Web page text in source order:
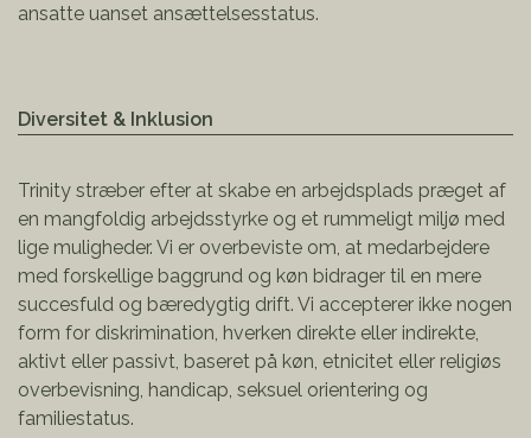
ansatte uanset ansættelsesstatus.
Diversitet & Inklusion
Trinity stræber efter at skabe en arbejdsplads præget af
en mangfoldig arbejdsstyrke og et rummeligt miljø med
lige muligheder. Vi er overbeviste om, at medarbejdere
med forskellige baggrund og køn bidrager til en mere
succesfuld og bæredygtig drift. Vi accepterer ikke nogen
form for diskrimination, hverken direkte eller indirekte,
aktivt eller passivt, baseret på køn, etnicitet eller religiøs
overbevisning, handicap, seksuel orientering og
familiestatus.